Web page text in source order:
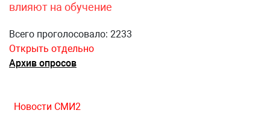
влияют на обучение
Всего проголосовало: 2233
Открыть отдельно
Архив опросов
Новости СМИ2